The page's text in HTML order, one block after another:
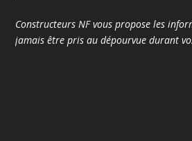
Constructeurs NF vous propose les
jamais être pris au dépourvue durant